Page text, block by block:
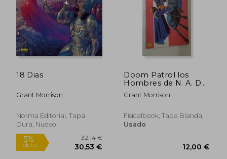
18 Dias
Grant Morrison
Norma Editorial, Tapa
Dura, Nuevo
Doom Patrol los
Hombres de N. A. Do
I. E. Tercera Serie
Libro dos
Grant Morrison
Fisicalbook, Tapa Blanda,
Usado